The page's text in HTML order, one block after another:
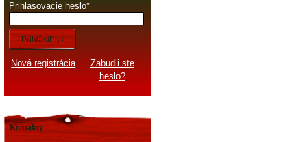
Prihlasovacie heslo
Prihlásiť sa
Nová registrácia
Zabudli ste
heslo?
Kontakty